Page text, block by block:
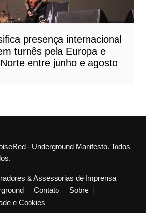
presença internacional
turnês pela Europa e
entre junho e agosto
- Underground Manifesto. Todos
& Assessorias de Imprensa
Contato
Sobre
e Cookies